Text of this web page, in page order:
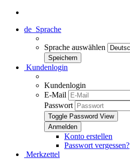
de Sprache
Sprache auswählen
Kundenlogin
Kundenlogin
E-Mail
Passwort
Toggle Password View
Konto erstellen
Passwort vergessen?
Merkzettel